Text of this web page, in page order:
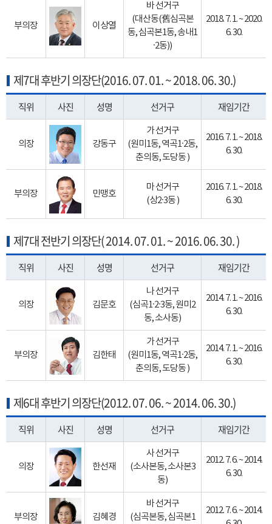
부의장 이상열
바 선거구
(대산동(舊심곡본
동, 심곡본1동, 송내1
·2동))
2018. 7. 1. ~ 2020.
6. 30.
제7대 후반기 의장단(2016. 07. 01. ~ 2018. 06. 30.)
직위 사진 성명 선거구 재임기간
의장 강동구
가 선거구
(원미1동, 역곡1·2동,
춘의동, 도당동 )
2016. 7. 1. ~ 2018.
6. 30.
부의장 민맹호
마 선거구
(상2·3동 )
2016. 7. 1. ~ 2018.
6. 30.
제7대 전반기 의장단( 2014. 07. 01. ~ 2016. 06. 30. )
직위 사진 성명 선거구 재임기간
의장 김문호
나 선거구
(심곡1·2·3동, 원미2
동, 소사동)
2014. 7. 1. ~ 2016.
6. 30.
부의장 김한태
가 선거구
(원미1동, 역곡1·2동,
춘의동, 도당동 )
2014. 7. 1. ~ 2016.
6. 30.
제6대 후반기 의장단(2012. 07. 06. ~ 2014. 06. 30.)
직위 사진 성명 선거구 재임기간
의장 한선재
사 선거구
(소사본동, 소사본3
동)
2012. 7. 6. ~ 2014.
6. 30.
부의장 김혜경
바 선거구
(심곡본동, 심곡본1
2012. 7. 6. ~ 2014.